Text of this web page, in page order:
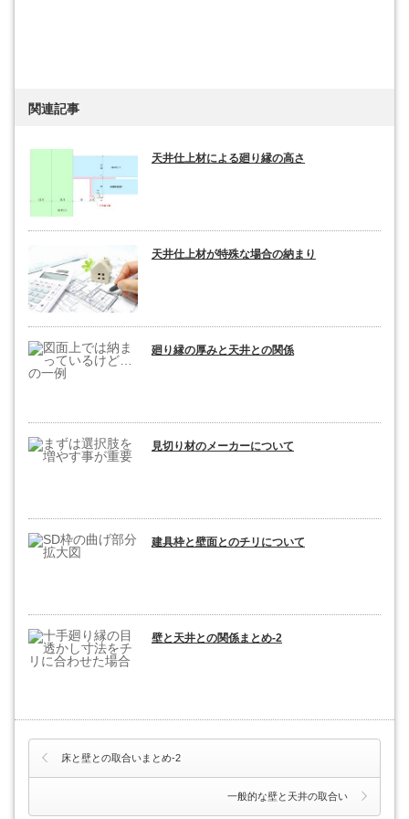
関連記事
天井仕上材による廻り縁の高さ
天井仕上材が特殊な場合の納まり
廻り縁の厚みと天井との関係
見切り材のメーカーについて
建具枠と壁面とのチリについて
壁と天井との関係まとめ-2
床と壁との取合いまとめ-2
一般的な壁と天井の取合い